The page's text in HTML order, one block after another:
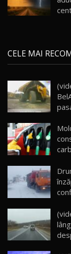
20
21
22
23
24
26
CELE MAI